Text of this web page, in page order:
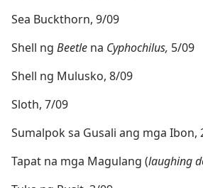
Sea Buckthorn, 9/09
Shell ng Beetle na Cyphochilus, 5/09
Shell ng Mulusko, 8/09
Sloth, 7/09
Sumalpok sa Gusali ang mga Ibon,
Tapat na mga Magulang (laughing